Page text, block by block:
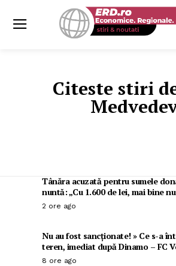
Citeste stiri
Tânăra acuzată pentru sumele
nuntă: „Cu 1.600 de lei, mai bine
2 ore ago
Nu au fost sancționate! » Ce s-a
teren, imediat după Dinamo – FC
8 ore ago